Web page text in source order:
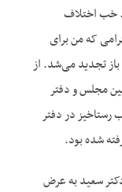
خب اختلاف
که من برای
تجدید می‌شد. از
مجلس و دفتر
در دفتر
شده بود.
سعید به عرض